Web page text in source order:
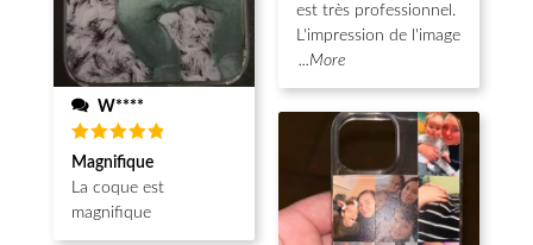
W****
Note5
sur 5
Magnifique
La coque est
magnifique
est très professionnel.
L'impression de l'image
...More